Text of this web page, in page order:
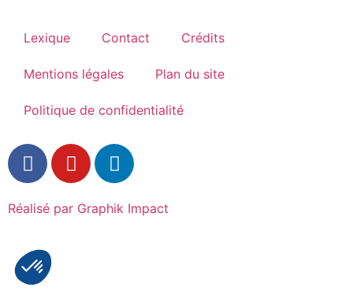
Lexique Contact Crédits
Mentions légales Plan du site
Politique de confidentialité
Réalisé par Graphik Impact